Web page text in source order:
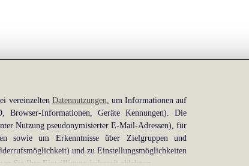
vereinzelten Datennutzungen , um Informationen auf
Browser-Informationen, Geräte Kennungen). Die
Nutzung pseudonymisierter E-Mail-Adressen), für
sowie um Erkenntnisse über Zielgruppen und
und zu Einstellungsmöglichkeiten
Sie Ihre Einwilligung jederzeit ablehnen.